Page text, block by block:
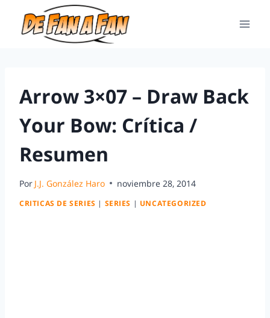
Arrow 3×07 – Draw Back
Your Bow: Crítica /
Resumen
Por J.J. González Haro noviembre 28, 2014
CRITICAS DE SERIES | SERIES | UNCATEGORIZED